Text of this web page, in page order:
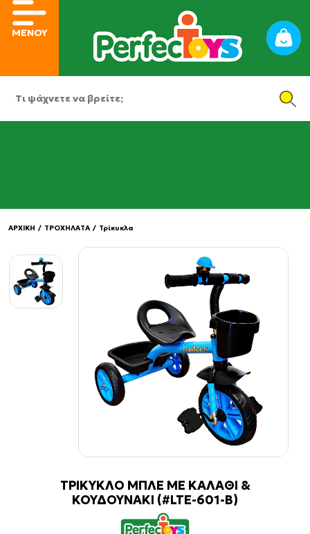
ΜΕΝΟΥ
ΑΡΧΙΚΗ / ΤΡΟΧΗΛΑΤΑ / Τρίκυκλα
ΤΡΙΚΥΚΛΟ ΜΠΛΕ ΜΕ ΚΑΛΑΘΙ &
ΚΟΥΔΟΥΝΑΚΙ (#LTE-601-B)